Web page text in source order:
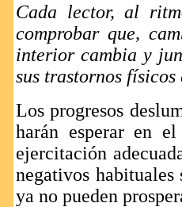
Cada lector, al
comprobar que,
interior cambia y
sus trastornos
Los progresos
harán esperar en
ejercitación
negativos
ya no pueden